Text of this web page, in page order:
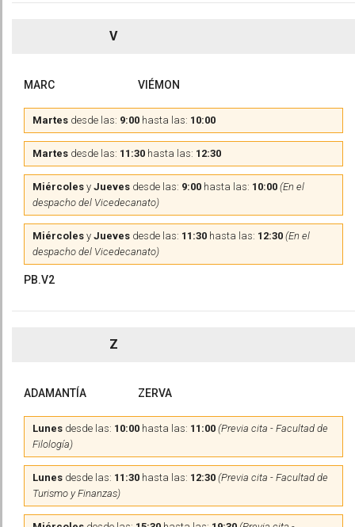
V
MARC VIÉMON
Martes desde las: 9:00 hasta las: 10:00
Martes desde las: 11:30 hasta las: 12:30
Miércoles y Jueves desde las: 9:00 hasta las: 10:00 (En el
despacho del Vicedecanato)
Miércoles y Jueves desde las: 11:30 hasta las: 12:30 (En el
despacho del Vicedecanato)
PB.V2
Z
ADAMANTÍA ZERVA
Lunes desde las: 10:00 hasta las: 11:00 (Previa cita - Facultad de
Filología)
Lunes desde las: 11:30 hasta las: 12:30 (Previa cita - Facultad de
Turismo y Finanzas)